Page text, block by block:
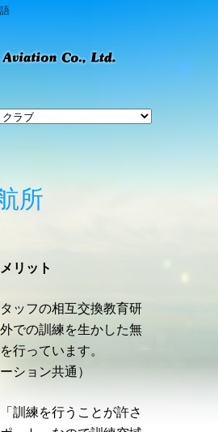
所
リット
ッフの相互交換教育研
での訓練を生かした無
行っています。
ション共通）
訓練を行うことが許さ